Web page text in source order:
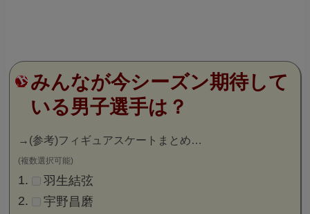
みんなが今シーズン期待して
いる男子選手は？
→ (参考)フィギュアスケートまとめ…
(複数選択可能)
羽生結弦
宇野昌磨